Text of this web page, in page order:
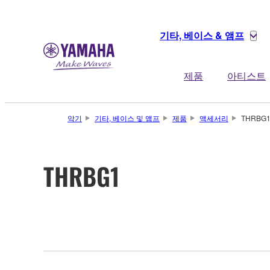
기타, 베이스 & 앰프
제품 아티스트
악기 기타, 베이스 및 앰프 제품 액세서리 THRBG1
THRBG1